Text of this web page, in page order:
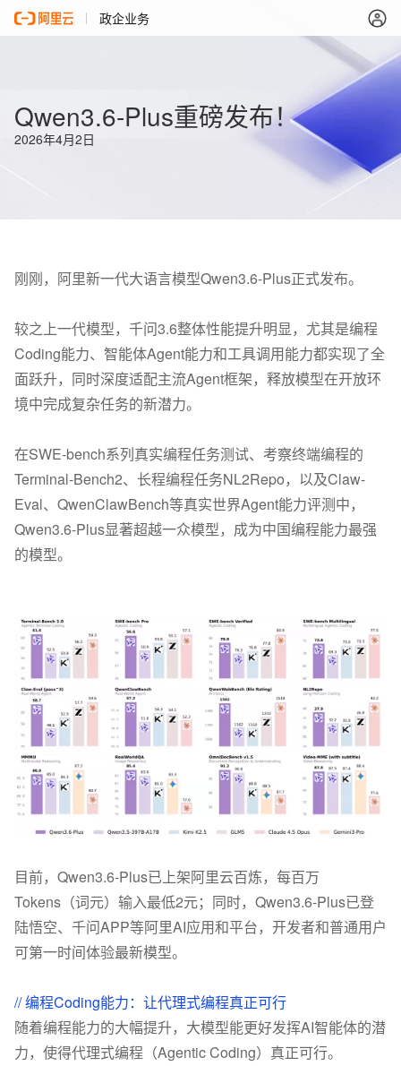
政企业务
Qwen3.6-Plus重磅发布！
2026年4月2日
刚刚，阿里新一代大语言模型Qwen3.6-Plus正式发布。
较之上一代模型，千问3.6整体性能提升明显，尤其是编程
Coding能力、智能体Agent能力和工具调用能力都实现了全
面跃升，同时深度适配主流Agent框架，释放模型在开放环
境中完成复杂任务的新潜力。
在SWE-bench系列真实编程任务测试、考察终端编程的
Terminal-Bench2、长程编程任务NL2Repo，以及Claw-
Eval、QwenClawBench等真实世界Agent能力评测中，
Qwen3.6-Plus显著超越一众模型，成为中国编程能力最强
的模型。
目前，Qwen3.6-Plus已上架阿里云百炼，每百万
Tokens（词元）输入最低2元；同时，Qwen3.6-Plus已登
陆悟空、千问APP等阿里AI应用和平台，开发者和普通用户
可第一时间体验最新模型。
// 编程Coding能力：让代理式编程真正可行
随着编程能力的大幅提升，大模型能更好发挥AI智能体的潜
力，使得代理式编程（Agentic Coding）真正可行。